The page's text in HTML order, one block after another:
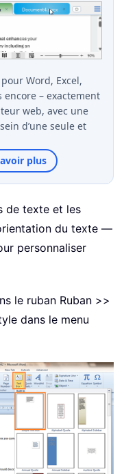
Word, Excel,
encore – exactement
web, avec une
d’une seule et
plus
de texte et les
du texte —
personnaliser
le ruban Ruban >>
dans le menu